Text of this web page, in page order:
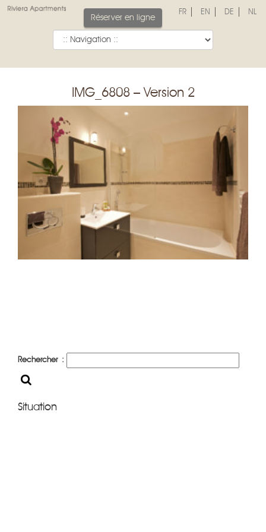
FR EN DE NL
Réserver en ligne
IMG_6808 – Version 2
Rechercher :
Situation